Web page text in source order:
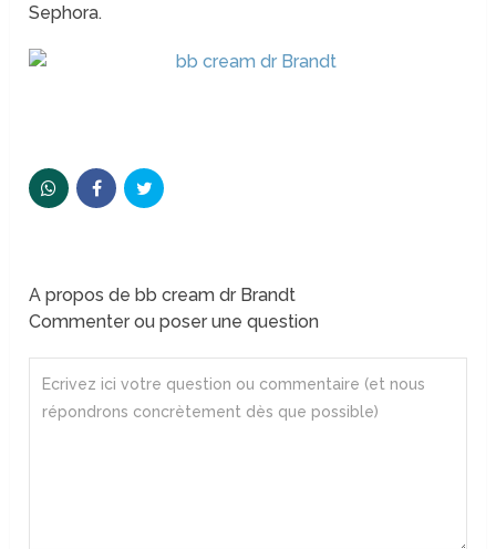
Sephora.
A propos de bb cream dr Brandt
Commenter ou poser une question